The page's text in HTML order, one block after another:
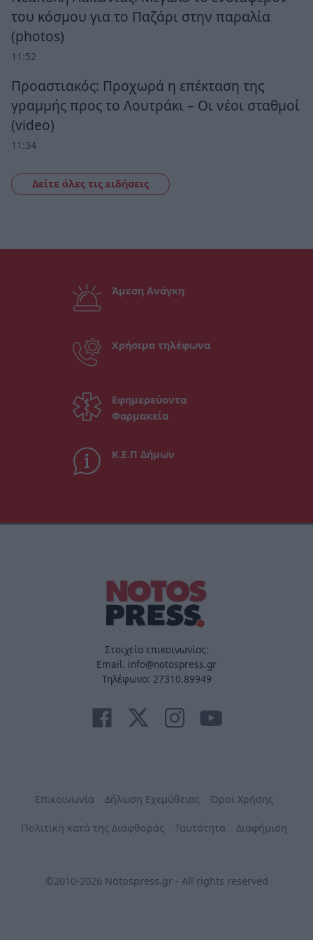
του κόσμου για το Παζάρι στην παραλία
(photos)
11:52
Προαστιακός: Προχωρά η επέκταση της
γραμμής προς το Λουτράκι – Οι νέοι σταθμοί
(video)
11:34
Δείτε όλες τις ειδήσεις
Άμεση Ανάγκη
Χρήσιμα τηλέφωνα
Εφημερεύοντα
Φαρμακεία
Κ.Ε.Π Δήμων
Στοιχεία επικοινωνίας:
Email. info@notospress.gr
Τηλέφωνο: 27310.89949
Επικοινωνία Δήλωση Εχεμύθειας Όροι Χρήσης
Πολιτική κατά της Διαφθοράς Ταυτότητα Διαφήμιση
©2010-2026 Notospress.gr - All rights reserved